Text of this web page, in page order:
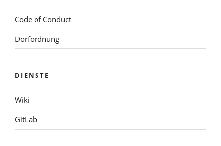
Code of Conduct
Dorfordnung
DIENSTE
Wiki
GitLab